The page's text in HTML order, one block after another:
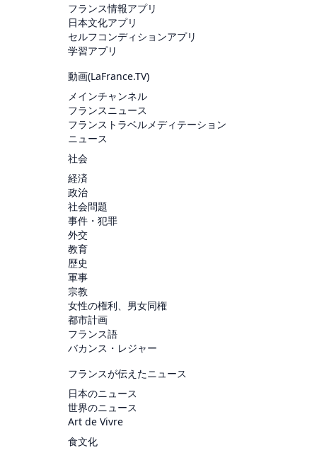
フランス情報アプリ
日本文化アプリ
セルフコンディションアプリ
学習アプリ
動画(LaFrance.TV)
メインチャンネル
フランスニュース
フランストラベルメディテーション
ニュース
社会
経済
政治
社会問題
事件・犯罪
外交
教育
歴史
軍事
宗教
女性の権利、男女同権
都市計画
フランス語
バカンス・レジャー
フランスが伝えたニュース
日本のニュース
世界のニュース
Art de Vivre
食文化